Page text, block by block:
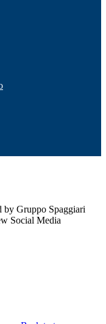
by Gruppo Spaggiari
Social Media